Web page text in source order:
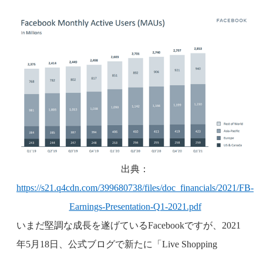
出典：
https://s21.q4cdn.com/399680738/files/doc_financials/2021/FB-
Earnings-Presentation-Q1-2021.pdf
いまだ堅調な成長を遂げているFacebookですが、2021
年5月18日、公式ブログで新たに「Live Shopping